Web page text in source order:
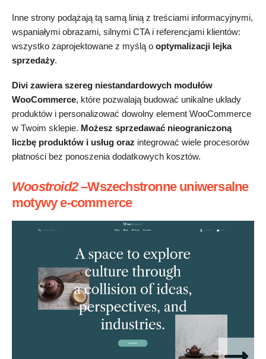
Inne strony podążają tą samą linią z treściami informacyjnymi,
wspaniałymi obrazami, silnymi CTA i referencjami klientów:
wszystko zaprojektowane z myślą o optymalizacji lejka
sprzedaży.
Divi zawiera szereg niestandardowych modułów
WooCommerce, które pozwalają budować unikalne układy
produktów i personalizować dowolny element WooCommerce
w Twoim sklepie. Możesz sprzedawać nieograniczoną
liczbę produktów i usług oraz integrować wiele procesorów
płatności bez ponoszenia dodatkowych kosztów.
Woostroid2–Wszechstronne uniwersalne
motywy e-commerce